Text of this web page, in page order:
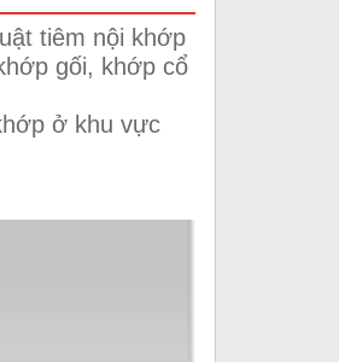
tiêm nội khớp
gối, khớp cổ
ở khu vực